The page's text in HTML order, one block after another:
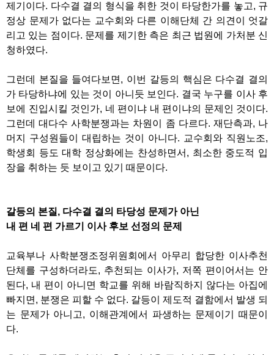
제기이다. 다수결 결의 형식을 취한 것이 타당한가를 놓고, 규
정상 문제가 없다는 교수회와 다른 이해단체 간 의견이 엇갈
리고 있는 점이다. 문제를 제기한 측은 최근 법원에 가처분 신
청하였다.
그런데 본질을 들여다보면 , 이번 갈등의 핵심은 다수결 결의
가 타당하냐에 있는 것이 아니듯 보인다. 결국 누구를 이사 후
보에 진입시킬 것인가, 네 편이냐 내 편이냐의 문제인 것이다.
그런데 대다수 사학분쟁과는 차원이 좀 다르다. 재단측과, 나
머지 구성원들이 대립하는 것이 아니다. 교수회와 직원노조,
학생회 등도 대학 정상화에는 찬성하면서 , 최소한 중도적 입
장을 취하는 듯 보이고 있기 때문이다.
갈등의 본질 , 다수결 결의 타당성 문제가 아닌
내 편 네 편 가르기 이사 후보 선정의 문제
교육부나 사학분쟁조정위원회에서 아무리 합당한 이사추천
단체를 구성하더라도, 추천되는 이사가, 저쪽 편이어서는 안
된다, 내 편이 아니면 학교를 위해 바람직하지 않다는 아집에
빠지면 , 분쟁은 피할 수 없다. 갈등이 제도적 결함에서 발생 되
는 문제가 아니고, 이해관계에서 파생하는 문제이기 때문이
다.